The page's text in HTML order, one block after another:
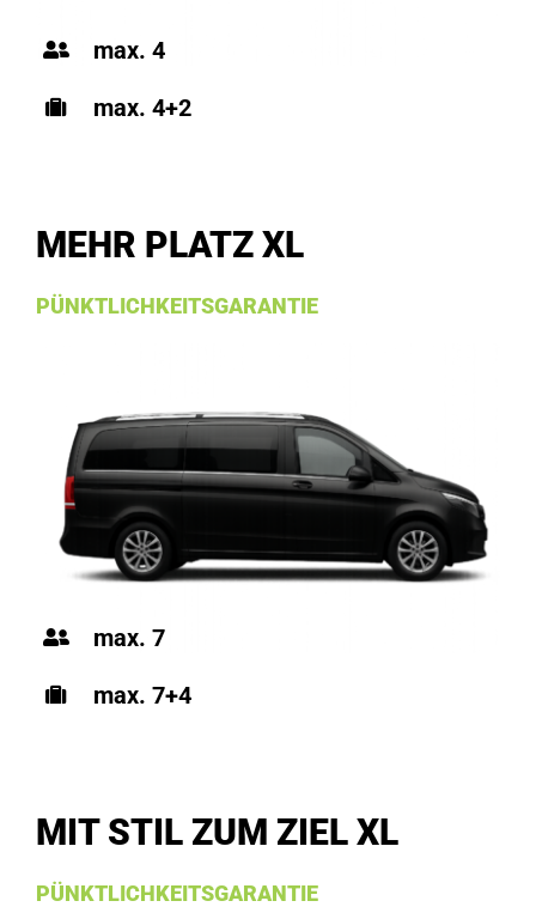
max. 4
max. 4+2
MEHR PLATZ XL
PÜNKTLICHKEITSGARANTIE
max. 7
max. 7+4
MIT STIL ZUM ZIEL XL
PÜNKTLICHKEITSGARANTIE